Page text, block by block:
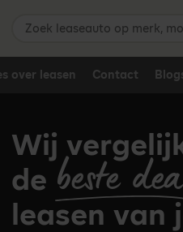
over leasen Contact
Zoek leaseauto op merk,
Wij
de beste
leasen van